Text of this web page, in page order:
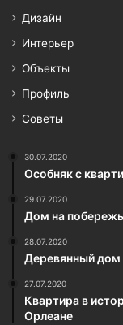
Дизайн
Интерьер
Объекты
Профиль
Советы
30.07.2020
Особняк с
29.07.2020
Дом на
28.07.2020
Деревянный дом
27.07.2020
Квартира в
Орлеане